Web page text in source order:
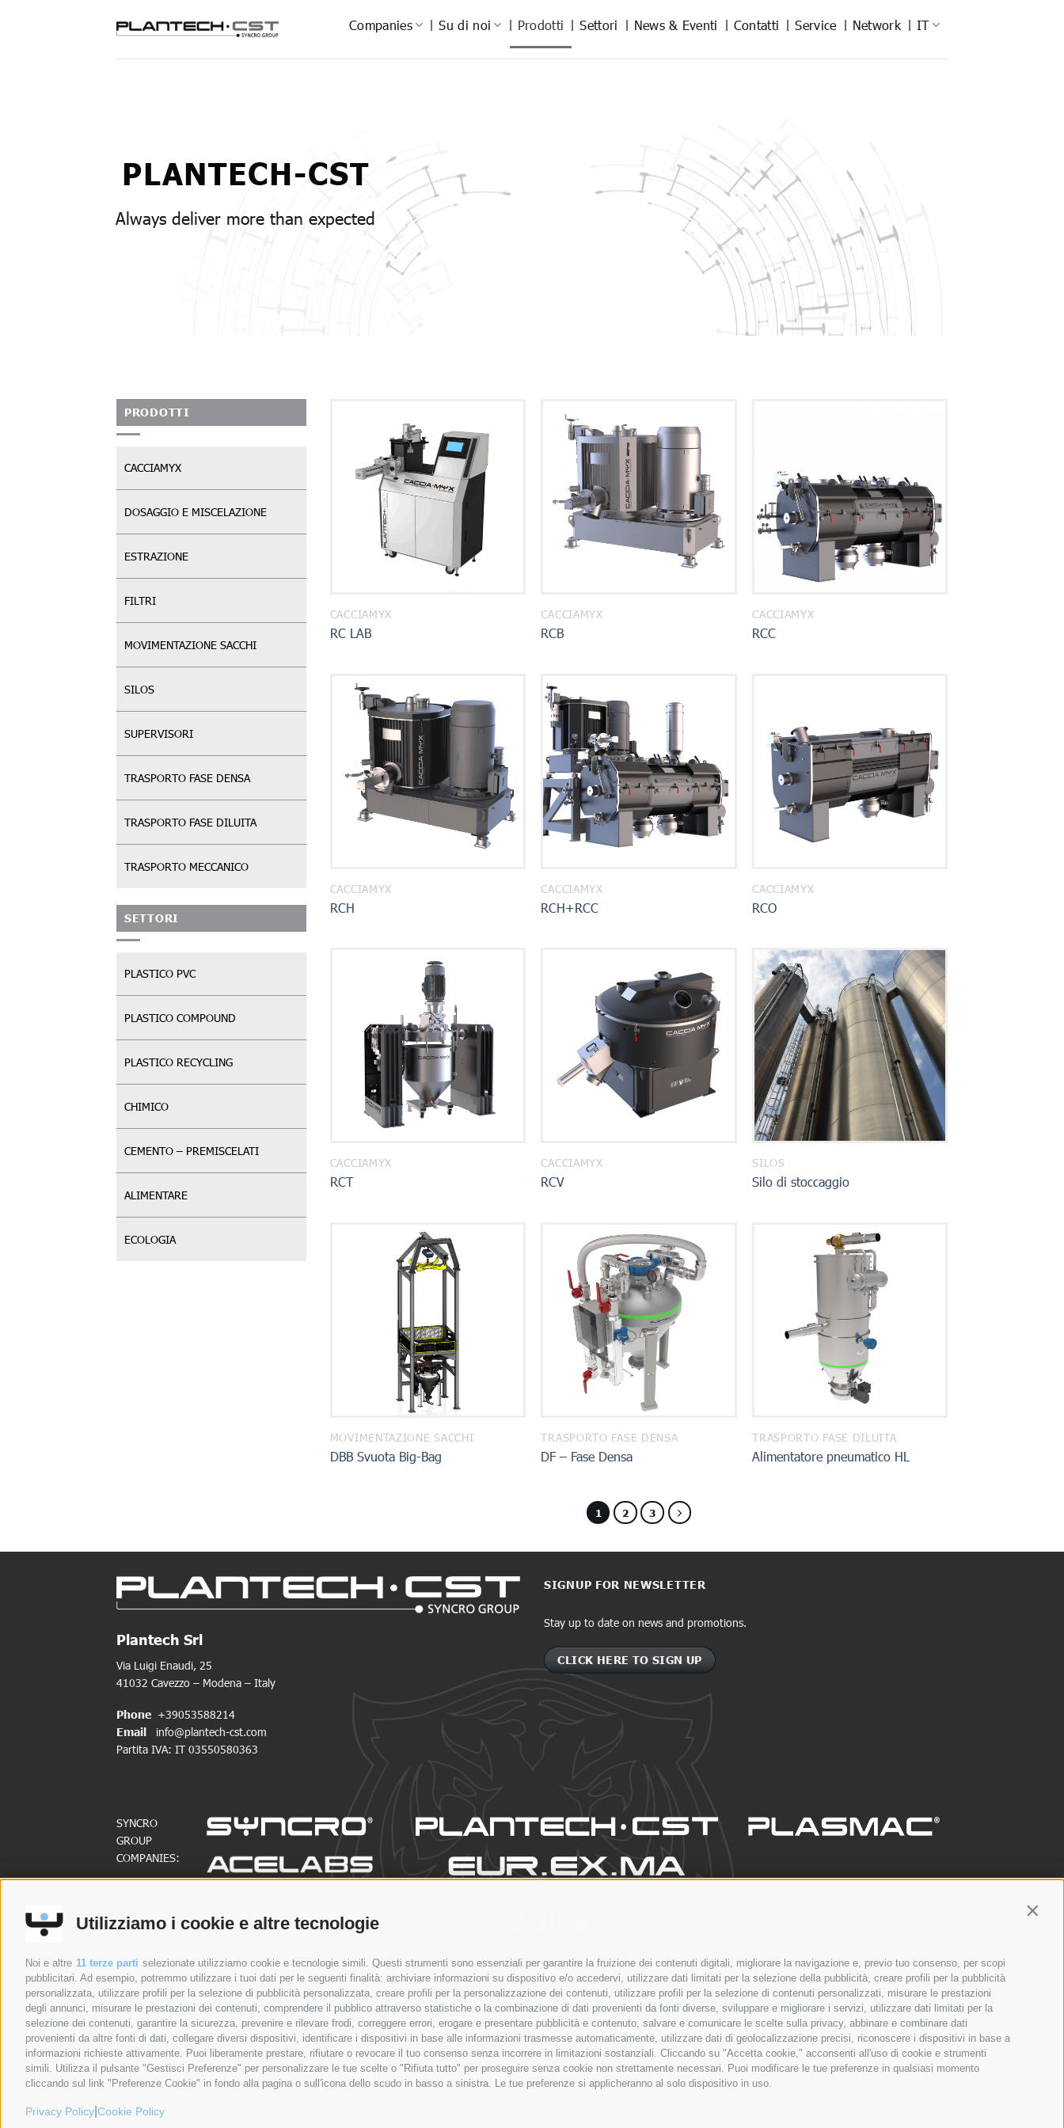
Utilizziamo i cookie e altre tecnologie
Noi e altre 11 terze parti selezionate utilizziamo cookie e tecnologie simili. Questi strumenti sono essenziali per garantire la fruizione dei contenuti digitali, migliorare la navigazione e, previo tuo consenso, per scopi
pubblicitari. Ad esempio, potremmo utilizzare i tuoi dati per le seguenti finalità: archiviare informazioni su dispositivo e/o accedervi, utilizzare dati limitati per la selezione della pubblicità, creare profili per la pubblicità
personalizzata, utilizzare profili per la selezione di pubblicità personalizzata, creare profili per la personalizzazione dei contenuti, utilizzare profili per la selezione di contenuti personalizzati, misurare le prestazioni
degli annunci, misurare le prestazioni dei contenuti, comprendere il pubblico attraverso statistiche o la combinazione di dati provenienti da fonti diverse, sviluppare e migliorare i servizi, utilizzare dati limitati per la
selezione dei contenuti, garantire la sicurezza, prevenire e rilevare frodi, correggere errori, erogare e presentare pubblicità e contenuto, salvare e comunicare le scelte sulla privacy, abbinare e combinare dati
provenienti da altre fonti di dati, collegare diversi dispositivi, identificare i dispositivi in base alle informazioni trasmesse automaticamente, utilizzare dati di geolocalizzazione precisi, riconoscere i dispositivi in base a
informazioni richieste attivamente. Puoi liberamente prestare, rifiutare o revocare il tuo consenso senza incorrere in limitazioni sostanziali. Cliccando su "Accetta cookie," acconsenti all'uso di cookie e strumenti
simili. Utilizza il pulsante "Gestisci Preferenze" per personalizzare le tue scelte o "Rifiuta tutto" per proseguire senza cookie non strettamente necessari. Puoi modificare le tue preferenze in qualsiasi momento
cliccando sul link "Preferenze Cookie" in fondo alla pagina o sull'icona dello scudo in basso a sinistra. Le tue preferenze si applicheranno al solo dispositivo in uso.
Privacy Policy Cookie Policy
Companies Su di noi Prodotti Settori News & Eventi Contatti Service Network IT
PLANTECH-CST
Always deliver more than expected
PRODOTTI
CACCIAMYX
DOSAGGIO E MISCELAZIONE
ESTRAZIONE
FILTRI
MOVIMENTAZIONE SACCHI
SILOS
SUPERVISORI
TRASPORTO FASE DENSA
TRASPORTO FASE DILUITA
TRASPORTO MECCANICO
SETTORI
PLASTICO PVC
PLASTICO COMPOUND
PLASTICO RECYCLING
CHIMICO
CEMENTO – PREMISCELATI
ALIMENTARE
ECOLOGIA
CACCIAMYX
RC LAB
CACCIAMYX
RCB
CACCIAMYX
RCC
CACCIAMYX
RCH
CACCIAMYX
RCH+RCC
CACCIAMYX
RCO
CACCIAMYX
RCT
CACCIAMYX
RCV
SILOS
Silo di stoccaggio
MOVIMENTAZIONE SACCHI
DBB Svuota Big-Bag
TRASPORTO FASE DENSA
DF – Fase Densa
TRASPORTO FASE DILUITA
Alimentatore pneumatico HL
1 2 3
Plantech Srl
Via Luigi Enaudi, 25
41032 Cavezzo – Modena – Italy
Phone +39053588214
Email
info@plantech-cst.com
Partita IVA: IT 03550580363
SIGNUP FOR NEWSLETTER
Stay up to date on news and promotions.
CLICK HERE TO SIGN UP
SYNCRO
GROUP
COMPANIES:
GROUP
COMPANIES
Syncro Group
Plasmac
Plantech-CST
Eur.Ex.Ma
AceLabs
SU DI NOI
Su di noi
Controllo Qualità
PRODOTTI SETTORI NEWS & EVENTI CONTATTI SERVICE NETWORK